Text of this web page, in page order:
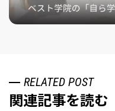
RELATED POST
関連記事を読む